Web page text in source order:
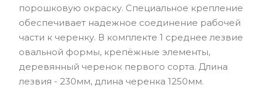
порошковую окраску. Специальное крепление
обеспечивает надежное соединение рабочей
части к черенку. В комплекте 1 среднее лезвие
овальной формы, крепёжные элементы,
деревянный черенок первого сорта. Длина
лезвия - 230мм, длина черенка 1250мм.